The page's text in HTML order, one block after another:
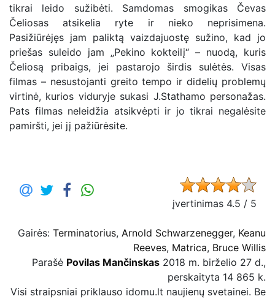
tikrai leido sužibėti. Samdomas smogikas Čevas
Čeliosas atsikelia ryte ir nieko neprisimena.
Pasižiūrėjęs jam paliktą vaizdajuostę sužino, kad jo
priešas suleido jam „Pekino kokteilį“ – nuodą, kuris
Čeliosą pribaigs, jei pastarojo širdis sulėtės. Visas
filmas – nesustojanti greito tempo ir didelių problemų
virtinė, kurios viduryje sukasi J.Stathamo personažas.
Pats filmas neleidžia atsikvėpti ir jo tikrai negalėsite
pamiršti, jei jį pažiūrėsite.
įvertinimas 4.5 / 5
Gairės: Terminatorius, Arnold Schwarzenegger, Keanu
Reeves, Matrica, Bruce Willis
Parašė Povilas Mančinskas 2018 m. birželio 27 d.,
perskaityta 14 865 k.
Visi straipsniai priklauso idomu.lt naujienų svetainei. Be